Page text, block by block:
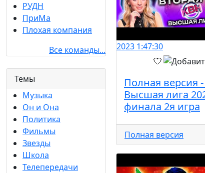
РУДН
ПриМа
Плохая компания
Все команды...
Темы
Музыка
Он и Она
Политика
Фильмы
Звезды
Школа
Телепередачи
2023 1:47:30
Полная версия
Высшая лига
финала 2я игра
Полная версия